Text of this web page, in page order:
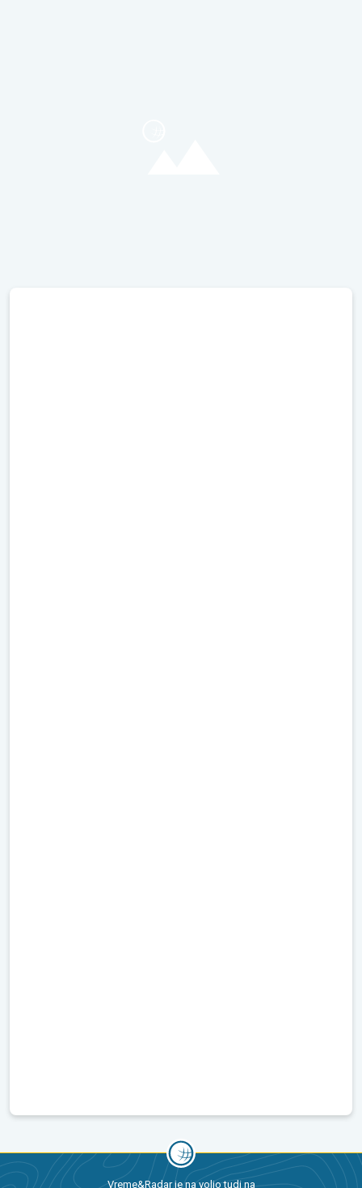
Vreme&Radar je na voljo tudi na